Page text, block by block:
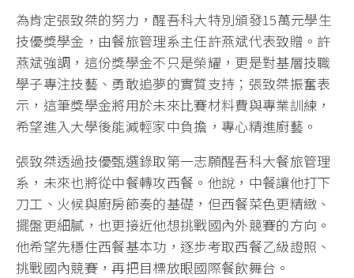
為肯定張致桀的努力，醒吾科大特別頒發15萬元學生
技優獎學金，由餐旅管理系主任許燕斌代表致贈。許
燕斌強調，這份獎學金不只是榮耀，更是對基層技職
學子專注技藝、勇敢追夢的實質支持；張致桀振奮表
示，這筆獎學金將用於未來比賽材料費與專業訓練，
希望進入大學後能減輕家中負擔，專心精進廚藝。
張致桀透過技優甄選錄取第一志願醒吾科大餐旅管理
系，未來也將從中餐轉攻西餐。他說，中餐讓他打下
刀工、火候與廚房節奏的基礎，但西餐菜色更精緻、
擺盤更細膩，也更接近他想挑戰國內外競賽的方向。
他希望先穩住西餐基本功，逐步考取西餐乙級證照、
挑戰國內競賽，再把目標放眼國際餐飲舞台。